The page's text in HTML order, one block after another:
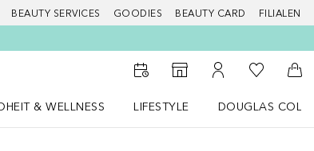
BEAUTY SERVICES GOODIES BEAUTY CARD FILIALEN
Zum Storefinder
Zu Meinem
Zu Meiner
& WELLNESS
LIFESTYLE
DOUGLAS